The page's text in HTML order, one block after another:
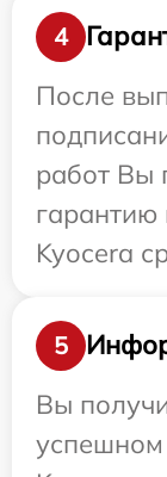
4
После
работ Вы
гарантию
Kyocera
5
Вы
успешном